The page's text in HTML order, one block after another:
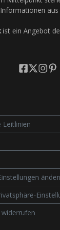
ist ein Angebot
Leitlinien
widerrufen